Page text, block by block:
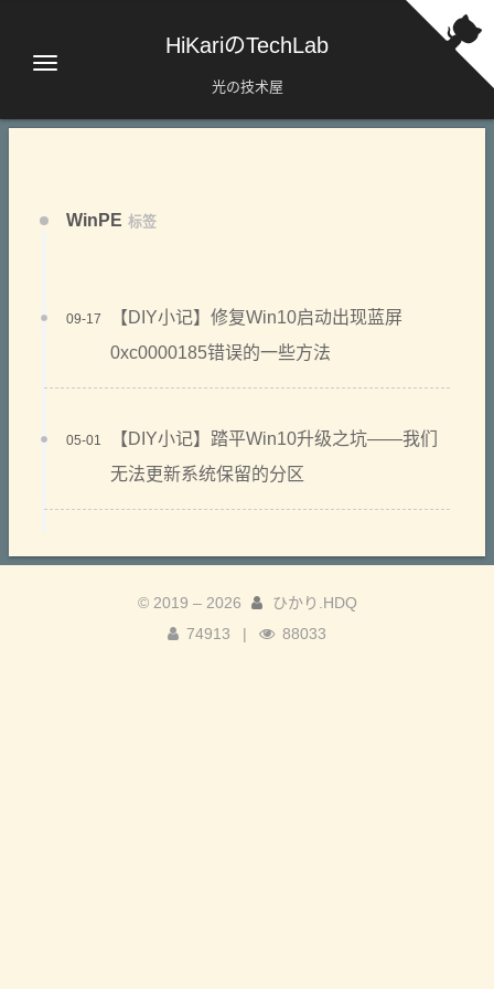
HiKariのTechLab
光の技术屋
WinPE 标签
【DIY小记】修复Win10启动出现蓝屏
0xc0000185错误的一些方法
09-17
【DIY小记】踏平Win10升级之坑——我们
无法更新系统保留的分区
05-01
© 2019 – 2026
ひかり.HDQ
74913
| 88033